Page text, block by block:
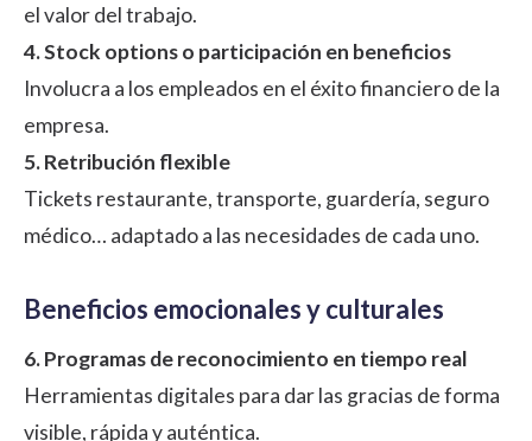
el valor del trabajo.
4. Stock options o participación en beneficios
Involucra a los empleados en el éxito financiero de la
empresa.
5. Retribución flexible
Tickets restaurante, transporte, guardería, seguro
médico… adaptado a las necesidades de cada uno.
Beneficios emocionales y culturales
6. Programas de reconocimiento en tiempo real
Herramientas digitales para dar las gracias de forma
visible, rápida y auténtica.